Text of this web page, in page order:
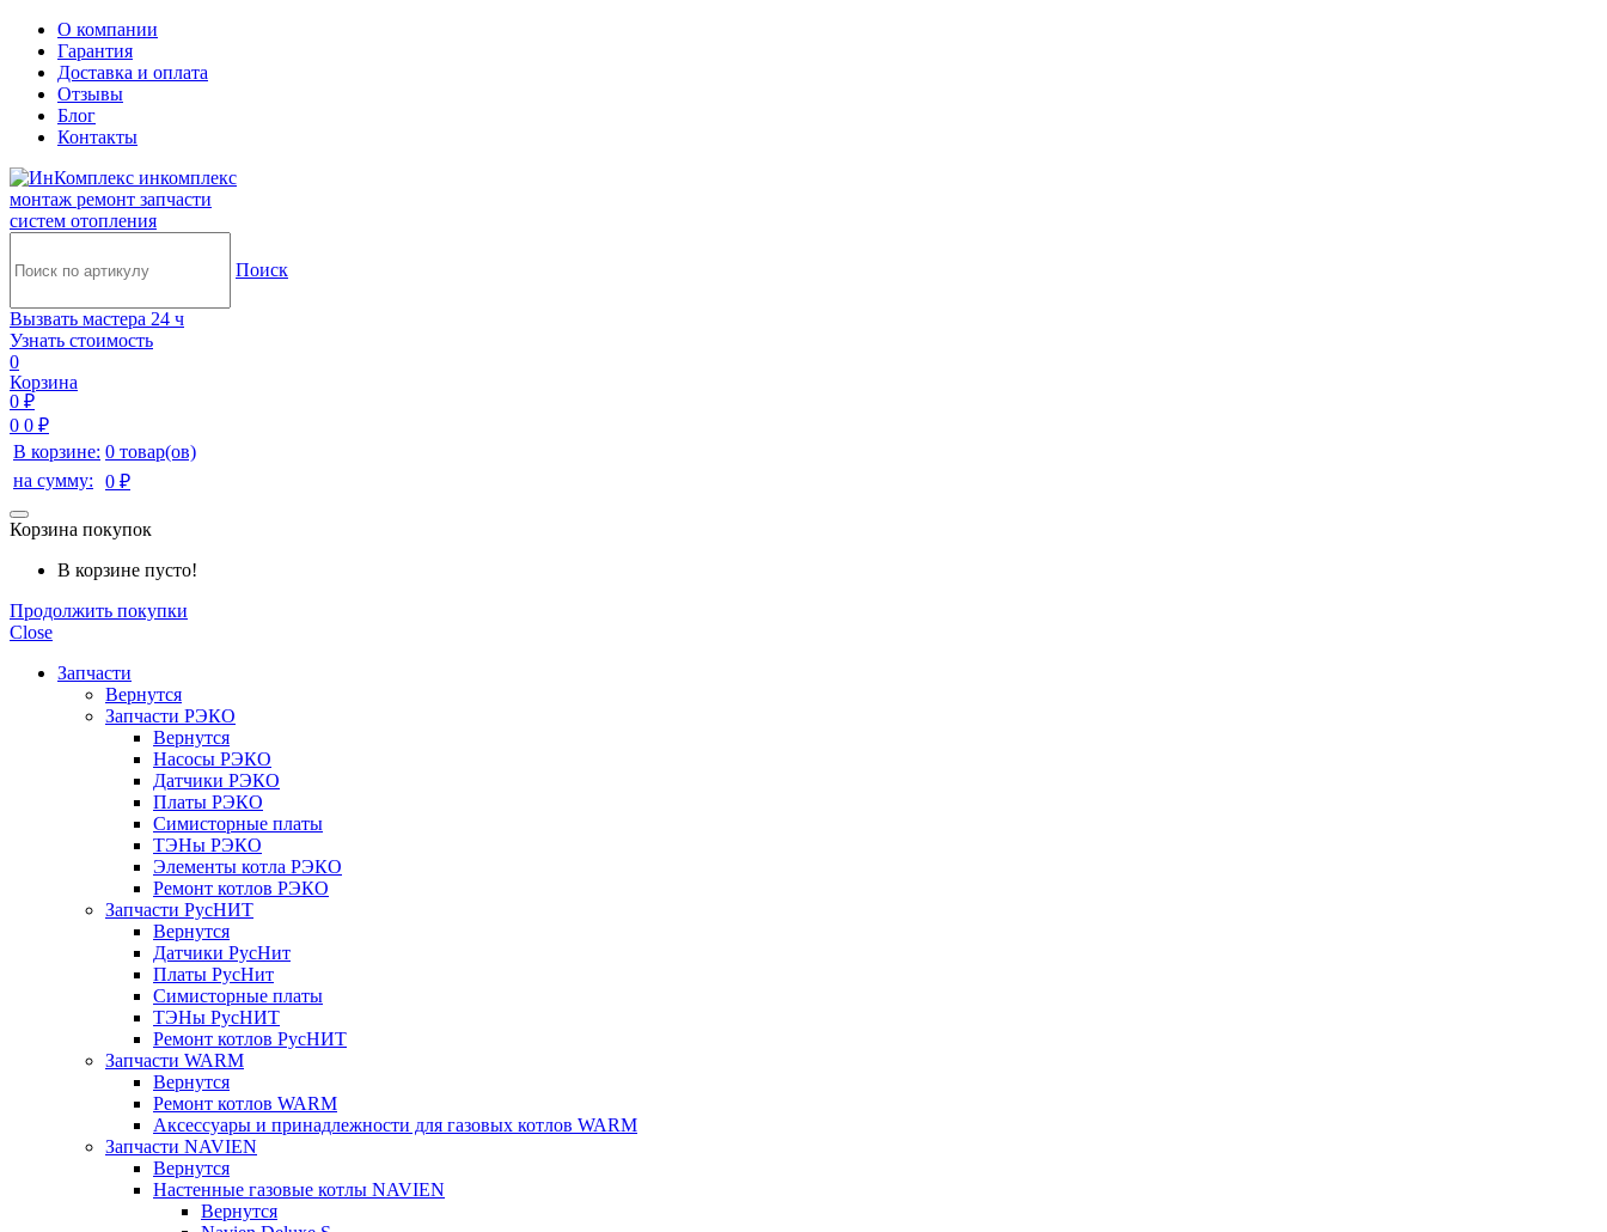
О компании
Гарантия
Доставка и оплата
Отзывы
Блог
Контакты
инкомплекс
монтаж ремонт запчасти
систем отопления
Поиск
Вызвать мастера 24 ч
Узнать стоимость
0
Корзина
0 ₽
0 0 ₽
В корзине: 0 товар(ов)
на сумму:
0 ₽
Корзина покупок
В корзине пусто!
Продолжить покупки
Close
Запчасти
Вернутся
Запчасти РЭКО
Вернутся
Насосы РЭКО
Датчики РЭКО
Платы РЭКО
Симисторные платы
ТЭНы РЭКО
Элементы котла РЭКО
Ремонт котлов РЭКО
Запчасти РусНИТ
Вернутся
Датчики РусНит
Платы РусНит
Симисторные платы
ТЭНы РусНИТ
Ремонт котлов РусНИТ
Запчасти WARM
Вернутся
Ремонт котлов WARM
Аксессуары и принадлежности для газовых котлов WARM
Запчасти NAVIEN
Вернутся
Настенные газовые котлы NAVIEN
Вернутся